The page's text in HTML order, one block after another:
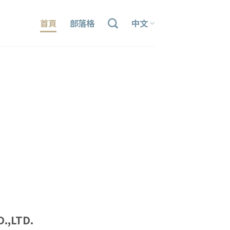
首頁 部落格 中文